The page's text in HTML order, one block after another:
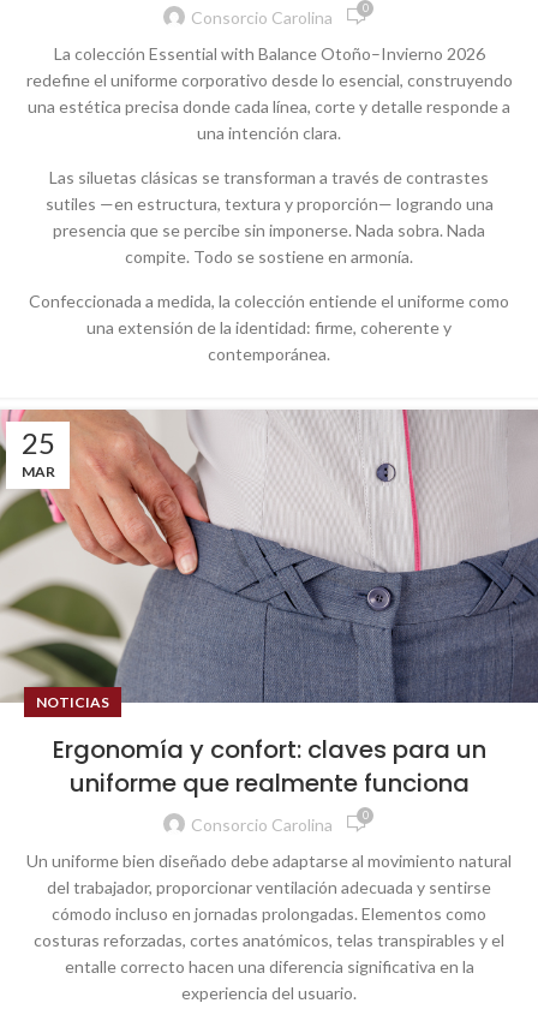
Consorcio Carolina 0
La colección Essential with Balance Otoño–Invierno 2026
redefine el uniforme corporativo desde lo esencial, construyendo
una estética precisa donde cada línea, corte y detalle responde a
una intención clara.
Las siluetas clásicas se transforman a través de contrastes
sutiles —en estructura, textura y proporción— logrando una
presencia que se percibe sin imponerse. Nada sobra. Nada
compite. Todo se sostiene en armonía.
Confeccionada a medida, la colección entiende el uniforme como
una extensión de la identidad: firme, coherente y
contemporánea.
25
MAR
NOTICIAS
Ergonomía y confort: claves para un
uniforme que realmente funciona
Consorcio Carolina 0
Un uniformebien diseñado debeadaptarseal movimiento natural
del trabajador, proporcionarventilación adecuada y sentirse
cómodo incluso en jornadas prolongadas.Elementos como
costuras reforzadas, cortes anatómicos, telas transpirables yel
entalle correcto hacen una diferencia significativa en la
experiencia del usuario.